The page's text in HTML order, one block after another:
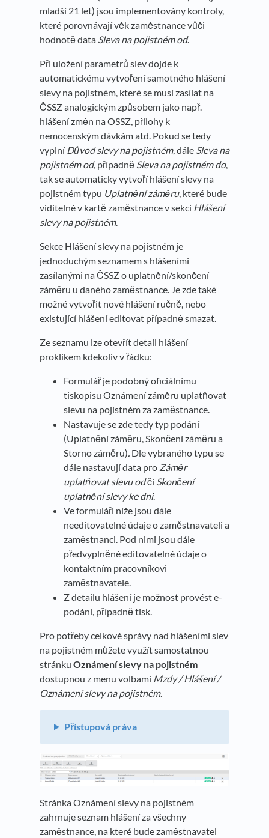
mladší 21 let) jsou implementovány kontroly,
které porovnávají věk zaměstnance vůči
hodnotě data Sleva na pojistném od.
Při uložení parametrů slev dojde k
automatickému vytvoření samotného hlášení
slevy na pojistném, které se musí zasílat na
ČSSZ analogickým způsobem jako např.
hlášení změn na OSSZ, přílohy k
nemocenským dávkám atd. Pokud se tedy
vyplní Důvod slevy na pojistném, dále Sleva na
pojistném od, případně Sleva na pojistném do,
tak se automaticky vytvoří hlášení slevy na
pojistném typu Uplatnění záměru, které bude
viditelné v kartě zaměstnance v sekci Hlášení
slevy na pojistném.
Sekce Hlášení slevy na pojistném je
jednoduchým seznamem s hlášeními
zasílanými na ČSSZ o uplatnění/skončení
záměru u daného zaměstnance. Je zde také
možné vytvořit nové hlášení ručně, nebo
existující hlášení editovat případně smazat.
Ze seznamu lze otevřít detail hlášení
proklikem kdekoliv v řádku:
Formulář je podobný oficiálnímu
tiskopisu Oznámení záměru uplatňovat
slevu na pojistném za zaměstnance.
Nastavuje se zde tedy typ podání
(Uplatnění záměru, Skončení záměru a
Storno záměru) Dle vybraného typu se
dále nastavují data pro Záměr
uplatňovat slevu odči Skončení
uplatnění slevy ke dni.
Ve formuláři níže jsou dále
needitovatelné údaje o zaměstnavateli a
zaměstnanci. Pod nimi jsou dále
předvyplněné editovatelné údaje o
kontaktním pracovníkovi
zaměstnavatele.
Z detailu hlášení je možnost provést e-
podání, případně tisk.
Pro potřeby celkové správy nad hlášeními slev
na pojistném můžete využít samostatnou
stránku Oznámení slevy na pojistném
dostupnou z menu volbami Mzdy / Hlášení /
Oznámení slevy na pojistném.
Přístupová práva
Stránka Oznámení slevy na pojistném
zahrnuje seznam hlášení za všechny
zaměstnance, na které bude zaměstnavatel